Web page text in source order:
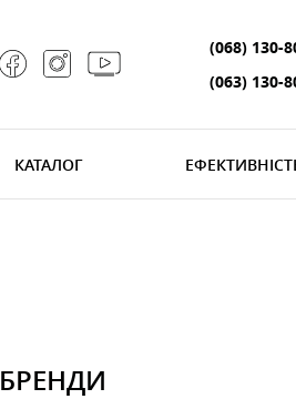
(068) 130-
(063) 130-
КАТАЛОГ
БРЕНДИ